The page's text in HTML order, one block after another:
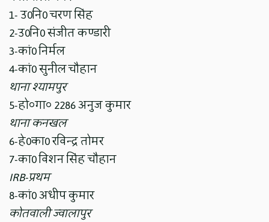
1- उ0नि0 चरण सिंह
2-उ0नि0 संजीत कण्डारी
3-कां0 निर्मल
4-कां0 सुनील चौहान
थाना श्यामपुर
5-हो०गा० 2286 अनुज कुमार
थाना कनखल
6-हे0का0 रविन्द्र तोमर
7-का0 विशन सिंह चौहान
IRB-प्रथम
8-कां0 अधीप कुमार
कोतवाली ज्वालापुर